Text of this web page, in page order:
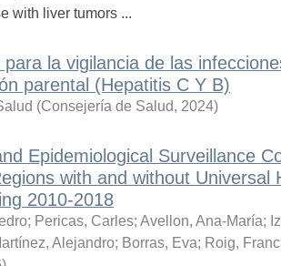
with liver tumors ...
la vigilancia de las
parental (Hepatitis C Y B)
(Consejería de Salud, 2024)
Epidemiological Surveillance
with and without Universal
2010-2018
; Pericas, Carles; Avellon, Ana-María;
Alejandro; Borras, Eva; Roig,